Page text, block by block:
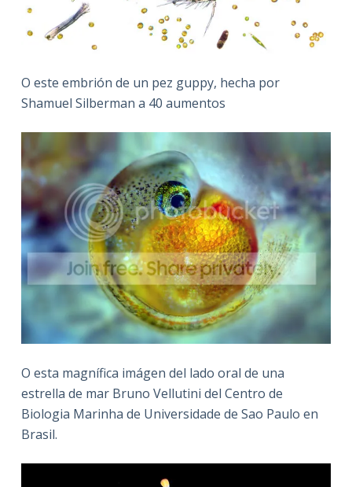
O este embrión de un pez guppy, hecha por
Shamuel Silberman a 40 aumentos
O esta magnífica imágen del lado oral de una
estrella de mar Bruno Vellutini del Centro de
Biologia Marinha de Universidade de Sao Paulo en
Brasil.